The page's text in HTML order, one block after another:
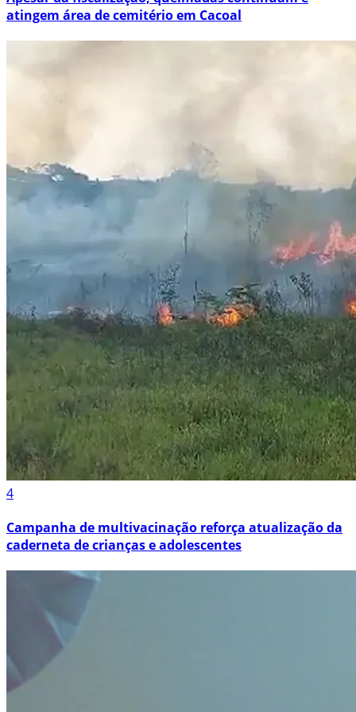
atingem área de cemitério em Cacoal
4
Campanha de multivacinação reforça atualização da
caderneta de crianças e adolescentes